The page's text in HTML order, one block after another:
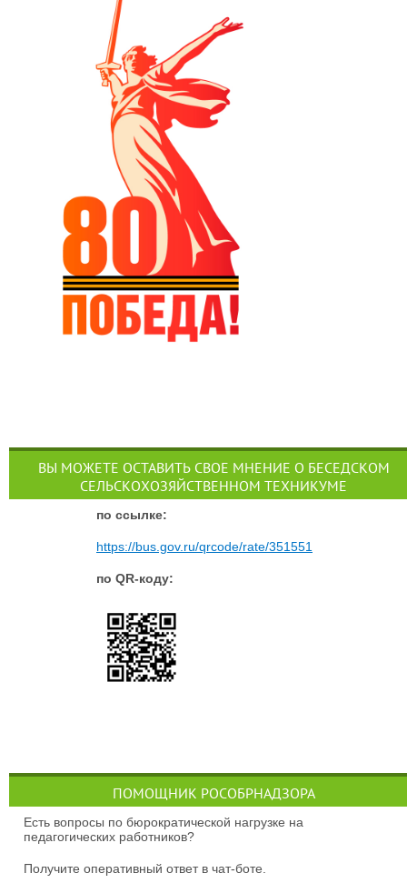
ВЫ МОЖЕТЕ ОСТАВИТЬ СВОЕ МНЕНИЕ О БЕСЕДСКОМ
СЕЛЬСКОХОЗЯЙСТВЕННОМ ТЕХНИКУМЕ
по ссылке:
https://bus.gov.ru/qrcode/rate/351551
по QR-коду:
ПОМОЩНИК РОСОБРНАДЗОРА
Есть вопросы по бюрократической нагрузке на
педагогических работников?
Получите оперативный ответ в чат-боте.